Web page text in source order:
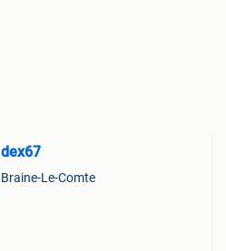
dex67
Braine-Le-Comte